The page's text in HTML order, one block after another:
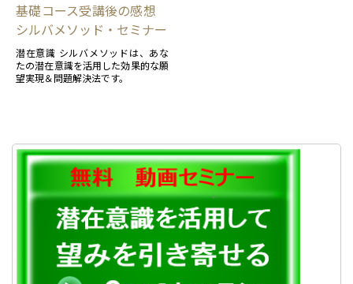
基礎コース受講後の感想
シルバメソッド・セミナー
潜在意識 シルバメソッドは、あな
たの潜在意識を活用した効果的な願
望実現＆問題解決法です。